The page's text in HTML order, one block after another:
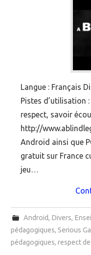
Langue : Français
Pistes d’utilisation
respect, savoir
http://
Android ainsi que
gratuit sur France
jeu…
Android, Divers,
pédagogiques, Serious
pédagogiques,respect